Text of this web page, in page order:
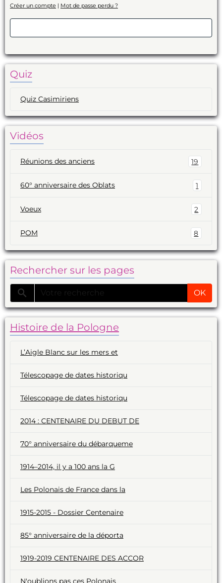
Créer un compte | Mot de passe perdu ?
Quiz
Quiz Casimiriens
Vidéos
Réunions des anciens 19
60° anniversaire des Oblats 1
Voeux 2
POM 8
Rechercher sur les pages
OK
Histoire de la Pologne
L’Aigle Blanc sur les mers et
Télescopage de dates historiqu
Télescopage de dates historiqu
2014 : CENTENAIRE DU DEBUT DE
70° anniversaire du débarqueme
1914–2014, il y a 100 ans la G
Les Polonais de France dans la
1915-2015 - Dossier Centenaire
85° anniversaire de la déporta
1919-2019 CENTENAIRE DES ACCOR